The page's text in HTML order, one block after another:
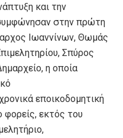
και την
στην πρώτη
Ιωαννίνων, Θωμάς
Σπύρος
η οποία
εποικοδομητική
φορείς, εκτός του